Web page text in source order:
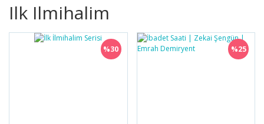
Ilk Ilmihalim
%30 %25